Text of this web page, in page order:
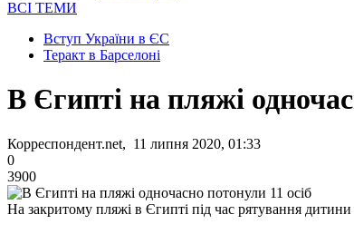
ВСІ ТЕМИ
Вступ України в ЄС
Теракт в Барселоні
В Єгипті на пляжі
Корреспондент.net, 11 липня 2020, 01:33
0
3900
На закритому пляжі в Єгипті під час рятування